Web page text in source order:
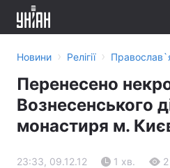
Новини › Релігії ›
Перенесено
Вознесенського
монастиря м.
23:33, 09.12.12 1 хв. 2